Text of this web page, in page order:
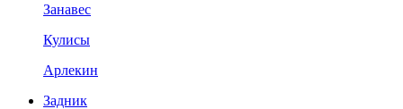
Занавес
Кулисы
Арлекин
Задник